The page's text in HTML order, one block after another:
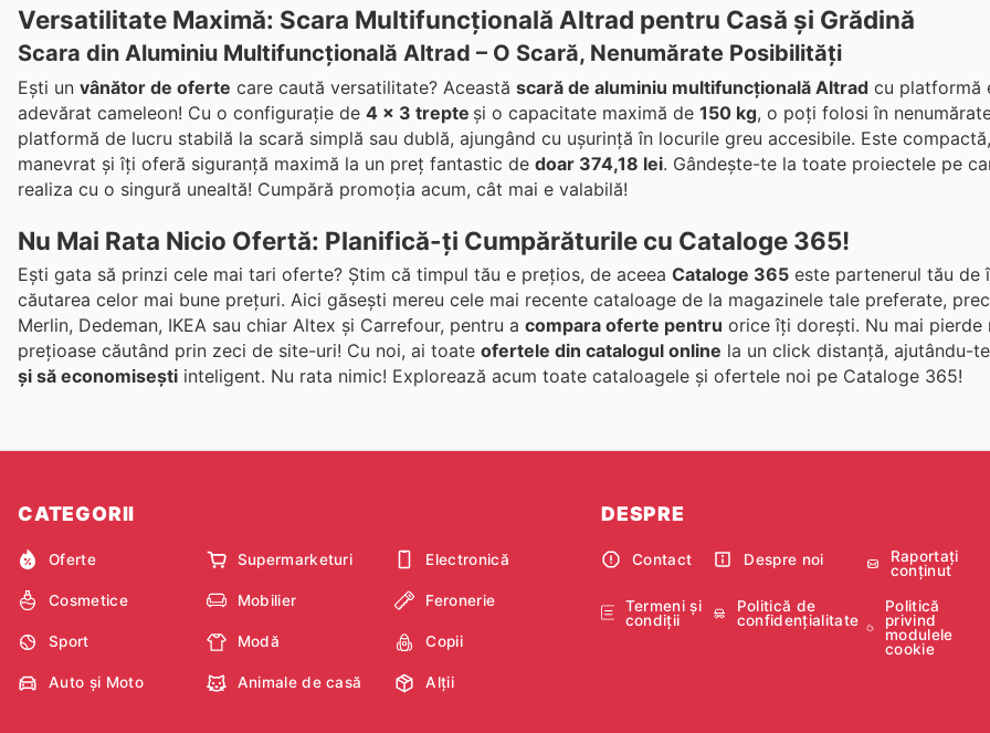
Versatilitate Maximă: Scara Multifuncțională Altrad pentru Casă și Grădină
Scara din Aluminiu Multifuncțională Altrad – O Scară, Nenumărate Posibilități
Ești un vânător de oferte care caută versatilitate? Această scară de aluminiu multifuncțională Altrad cu platformă
adevărat cameleon! Cu o configurație de 4 x 3 trepteși o capacitate maximă de 150 kg, o poți folosi în
platformă de lucru stabilă la scară simplă sau dublă, ajungând cu ușurință în locurile greu accesibile. Este
manevrat și îți oferă siguranță maximă la un preț fantastic de doar 374,18 lei. Gândește-te la toate proiectele pe
realiza cu o singură unealtă! Cumpără promoția acum, cât mai e valabilă!
Nu Mai Rata Nicio Ofertă: Planifică-ți Cumpărăturile cu Cataloge 365!
Ești gata să prinzi cele mai tari oferte? Știm că timpul tău e prețios, de aceea Cataloge 365 este partenerul tău de
căutarea celor mai bune prețuri. Aici găsești mereu cele mai recente cataloage de la magazinele tale preferate,
Merlin, Dedeman, IKEA sau chiar Altex și Carrefour, pentru a compara oferte pentru orice îți dorești. Nu mai pierde
prețioase căutând prin zeci de site-uri! Cu noi, ai toate ofertele din catalogul online la un click distanță, ajutându-
și să economisești inteligent. Nu rata nimic! Explorează acum toate cataloagele și ofertele noi pe Cataloge 365!
CATEGORII
Oferte Supermarketuri Electronică
Cosmetice Mobilier Feronerie
Sport Modă Copii
Auto și Moto Animale de casă Alții
DESPRE
Contact Despre noi
Raportați
conținut
Termeni și
condiții
Politică de
confidențialitate
Politică
privind
modulele
cookie